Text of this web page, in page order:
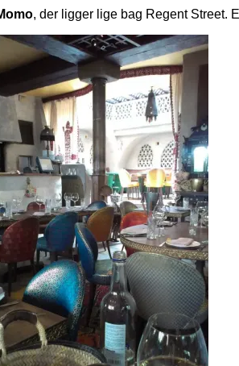
, der ligger lige bag Regent Street.